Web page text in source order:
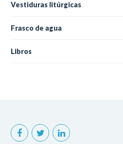
Vestiduras litúrgicas
Frasco de agua
Libros